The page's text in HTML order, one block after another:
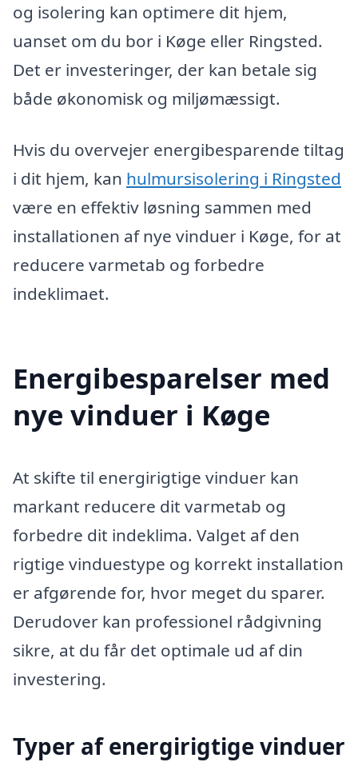
og isolering kan optimere dit hjem,
uanset om du bor i Køge eller Ringsted.
Det er investeringer, der kan betale sig
både økonomisk og miljømæssigt.
Hvis du overvejer energibesparende tiltag
i dit hjem, kan hulmursisolering i Ringsted
være en effektiv løsning sammen med
installationen af nye vinduer i Køge, for at
reducere varmetab og forbedre
indeklimaet.
Energibesparelser med
nye vinduer i Køge
At skifte til energirigtige vinduer kan
markant reducere dit varmetab og
forbedre dit indeklima. Valget af den
rigtige vinduestype og korrekt installation
er afgørende for, hvor meget du sparer.
Derudover kan professionel rådgivning
sikre, at du får det optimale ud af din
investering.
Typer af energirigtige vinduer